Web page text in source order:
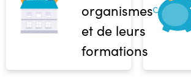
organismes
et de leurs
formations